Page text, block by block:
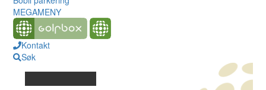
MEGAMENY
Kontakt
Søk